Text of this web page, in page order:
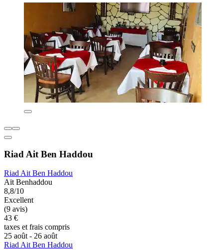
Riad Ait Ben Haddou
Riad Ait Ben Haddou
Aït Benhaddou
8,8/10
Excellent
(9 avis)
43 €
taxes et frais compris
25 août - 26 août
Riad Ait Ben Haddou